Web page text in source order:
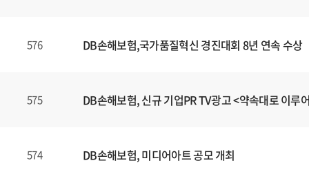
576 DB손해보험,국가품질혁신 경진대회 8년 연속 수상
575 DB손해보험, 신규 기업PR TV광고 <약속대로 이루
574 DB손해보험, 미디어아트 공모 개최